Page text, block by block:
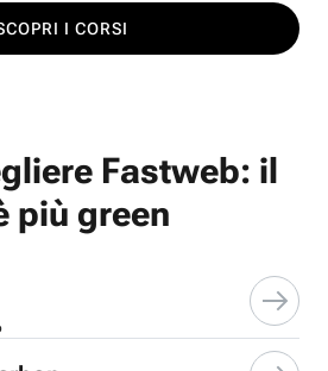
I CORSI
Fastweb: il
più green